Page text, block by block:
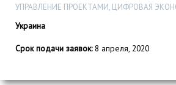
УПРАВЛЕНИЕ ПРОЕКТАМИ, ЦИФРОВАЯ
Украина
Срок подачи заявок:8 апреля, 2020